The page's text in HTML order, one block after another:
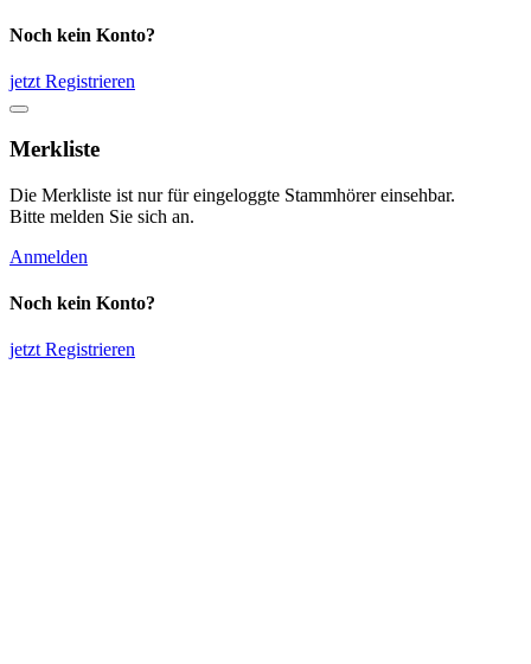
Noch kein Konto?
jetzt Registrieren
Merkliste
Die Merkliste ist nur für eingeloggte Stammhörer einsehbar.
Bitte melden Sie sich an.
Anmelden
Noch kein Konto?
jetzt Registrieren